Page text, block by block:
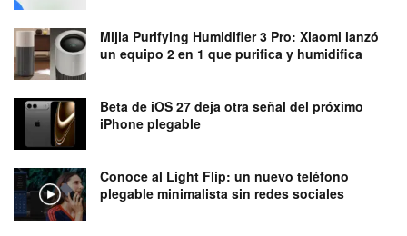
Mijia Purifying Humidifier 3 Pro: Xiaomi lanzó
un equipo 2 en 1 que purifica y humidifica
Beta de iOS 27 deja otra señal del próximo
iPhone plegable
Conoce al Light Flip: un nuevo teléfono
plegable minimalista sin redes sociales